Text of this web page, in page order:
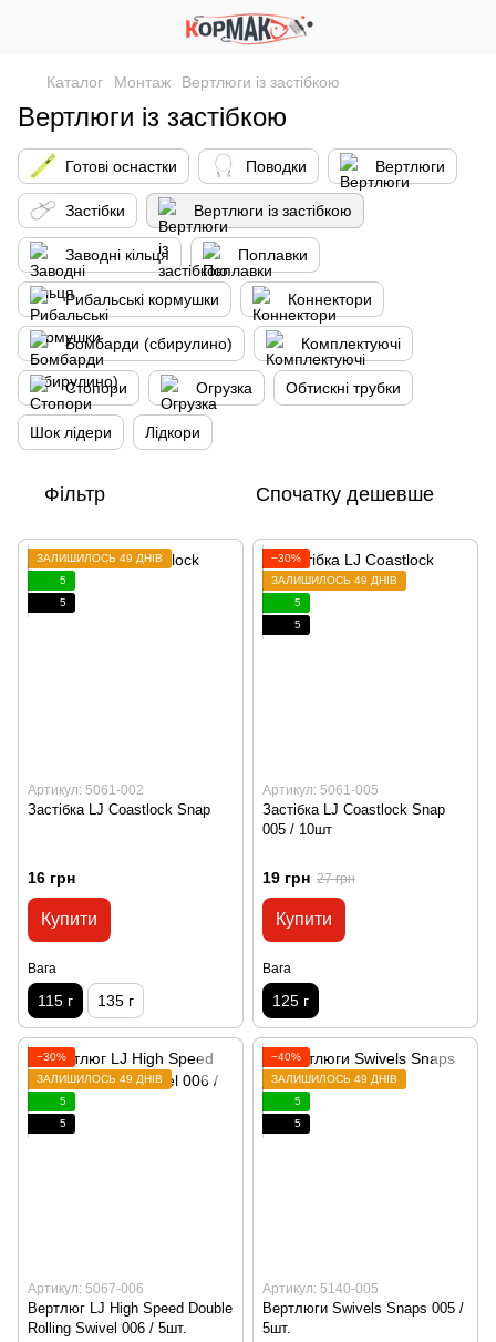
Каталог Монтаж Вертлюги із застібкою
Вертлюги із застібкою
Готові оснастки Поводки Вертлюги
Застібки Вертлюги із застібкою
Заводні кільця Поплавки
Рибальські кормушки Коннектори
Бомбарди (сбирулино) Комплектуючі
Стопори Огрузка Обтискні трубки
Шок лідери Лідкори
Фільтр Спочатку дешевше
ЗАЛИШИЛОСЬ 49 ДНІВ
5
5
Артикул: 5061-002
Застібка LJ Coastlock Snap
16 грн
Купити
Вага
115 г 135 г
−30%
ЗАЛИШИЛОСЬ 49 ДНІВ
5
5
Артикул: 5061-005
Застібка LJ Coastlock Snap
005 / 10шт
19 грн 27 грн
Купити
Вага
125 г
−30%
ЗАЛИШИЛОСЬ 49 ДНІВ
5
5
Артикул: 5067-006
Вертлюг LJ High Speed ​​Double
Rolling Swivel 006 / 5шт.
−40%
ЗАЛИШИЛОСЬ 49 ДНІВ
5
5
Артикул: 5140-005
Вертлюги Swivels Snaps 005 /
5шт.